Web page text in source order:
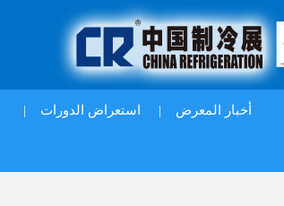
أخبار المعرض | استعراض الدورات |